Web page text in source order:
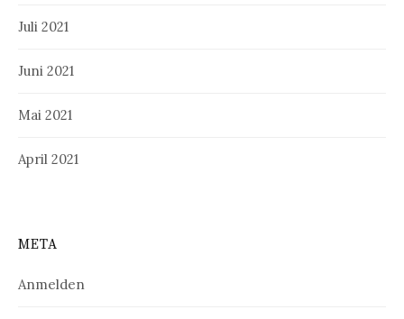
Juli 2021
Juni 2021
Mai 2021
April 2021
META
Anmelden